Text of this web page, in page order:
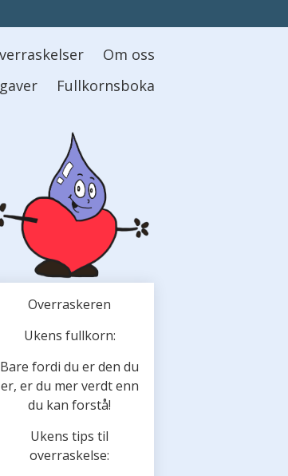
Om oss
Fullkornsboka
Overraskeren
Ukens fullkorn:
Bare fordi du er den du
er, er du mer verdt enn
du kan forstå!
Ukens tips til
overraskelse: